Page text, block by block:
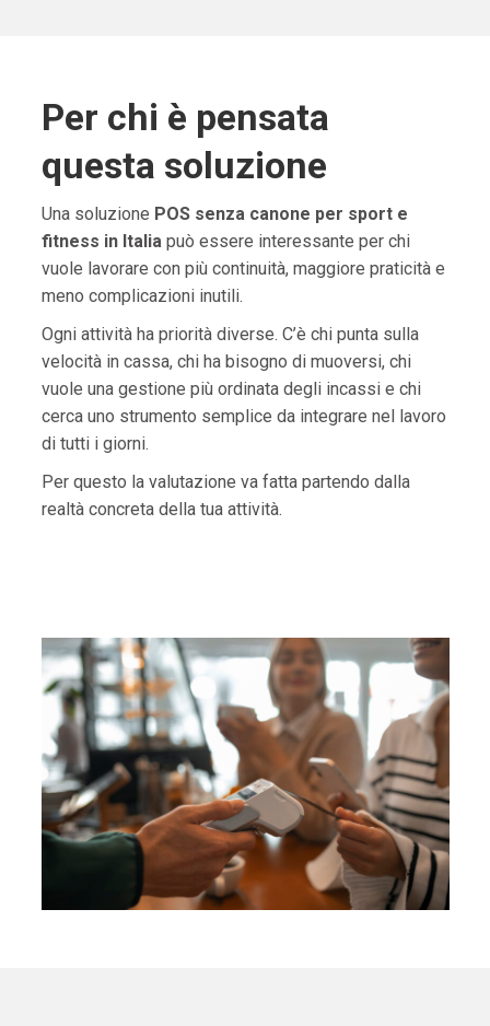
Per chi è pensata
questa soluzione
Una soluzione POS senza canone per sport e
fitness in Italiapuò essere interessante per chi
vuole lavorare con più continuità, maggiore praticità e
meno complicazioni inutili.
Ogni attività ha priorità diverse. C’è chi punta sulla
velocità in cassa, chi ha bisogno di muoversi, chi
vuole una gestione più ordinata degli incassi e chi
cerca uno strumento semplice da integrare nel lavoro
di tutti i giorni.
Per questo la valutazione va fatta partendo dalla
realtà concreta della tua attività.